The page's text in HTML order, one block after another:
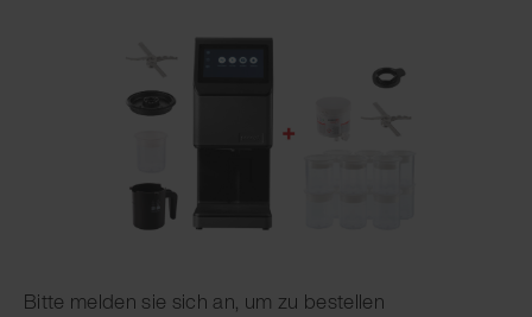
Bitte melden sie sich an, um zu bestellen